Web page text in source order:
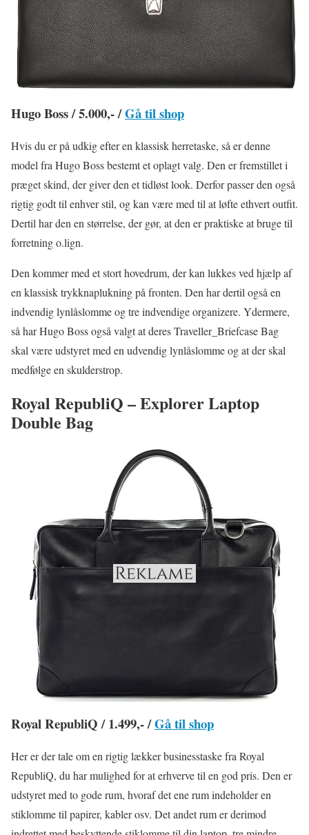
Hugo Boss / 5.000,- /Gå til shop
Hvis du er på udkig efter en klassisk herretaske, så er denne
model fra Hugo Boss bestemt et oplagt valg. Den er fremstillet i
præget skind, der giver den et tidløst look. Derfor passer den også
rigtig godt til enhver stil, og kan være med til at løfte ethvert outfit.
Dertil har den en størrelse, der gør, at den er praktiske at bruge til
forretning o.lign.
Den kommer med et stort hovedrum, der kan lukkes ved hjælp af
en klassisk trykknaplukning på fronten. Den har dertil også en
indvendig lynlåslomme og tre indvendige organizere. Ydermere,
så har Hugo Boss også valgt at deres Traveller_Briefcase Bag
skal være udstyret med en udvendig lynlåslomme og at der skal
medfølge en skulderstrop.
Royal RepubliQ – Explorer Laptop
Double Bag
Royal RepubliQ / 1.499,- /Gå til shop
Her er der tale om en rigtig lækker businesstaske fra Royal
RepubliQ, du har mulighed for at erhverve til en god pris. Den er
udstyret med to gode rum, hvoraf det ene rum indeholder en
stiklomme til papirer, kabler osv. Det andet rum er derimod